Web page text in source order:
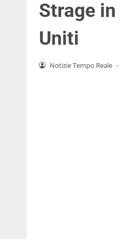
Strage
Uniti
Notizie Tempo Reale -